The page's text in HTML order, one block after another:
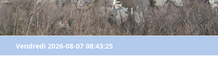
Vendredi 2026-08-07 08:43:25